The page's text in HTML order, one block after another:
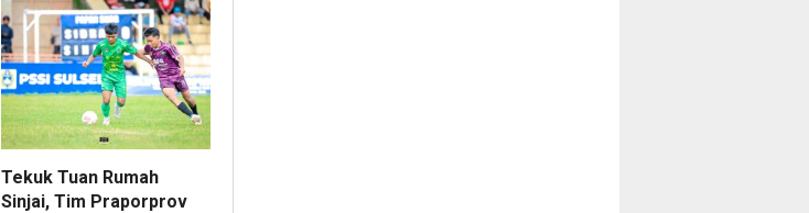
Tekuk Tuan Rumah
Sinjai, Tim Praporprov